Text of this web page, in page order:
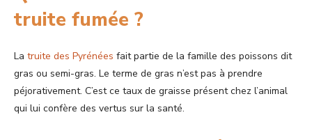
truite fumée ?
La truite des Pyrénées fait partie de la famille des poissons dit
gras ou semi-gras. Le terme de gras n’est pas à prendre
péjorativement. C’est ce taux de graisse présent chez l’animal
qui lui confère des vertus sur la santé.